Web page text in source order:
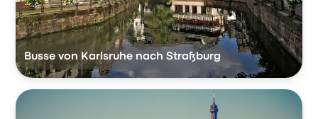
Busse von Karlsruhe nach Straßburg